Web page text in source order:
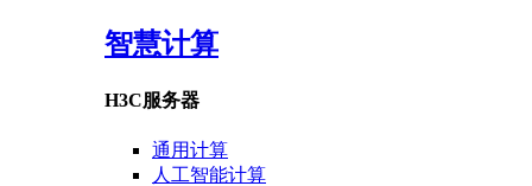
智慧计算
H3C服务器
通用计算
人工智能计算